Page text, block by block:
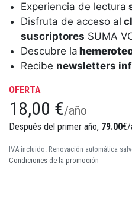
Experiencia de lectura
Disfruta de acceso al
suscriptores SUMA
Descubre la
Recibe newsletters
OFERTA
18,00 €/año
Después del primer año, 79.00€/
IVA incluido. Renovación automática
Condiciones de la promoción